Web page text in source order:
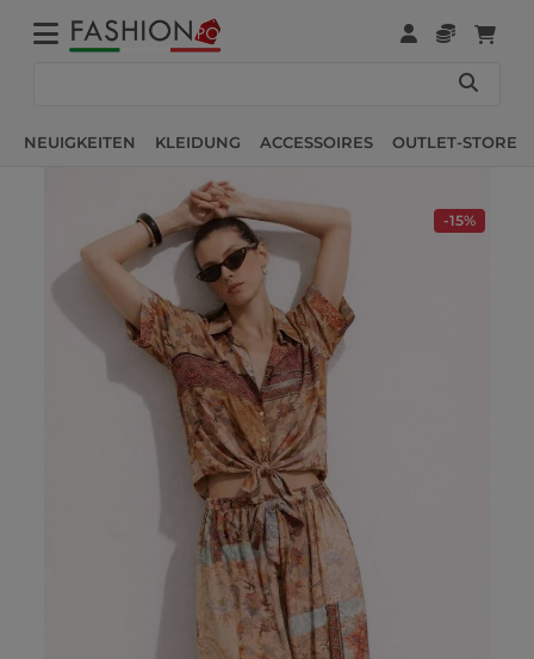
NEUIGKEITEN KLEIDUNG ACCESSOIRES OUTLET-STORE
-15%